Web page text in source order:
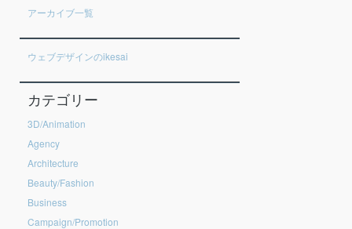
アーカイブ一覧
ウェブデザインのikesai
カテゴリー
3D/Animation
Agency
Architecture
Beauty/Fashion
Business
Campaign/Promotion